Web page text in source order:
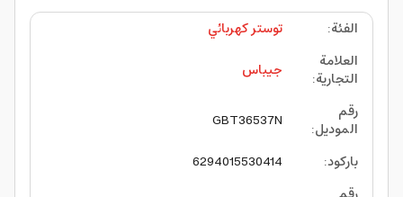
الفئة:
توستر كهربائي
العلامة
التجارية:
جيباس
رقم
الموديل:
GBT36537N
باركود:
6294015530414